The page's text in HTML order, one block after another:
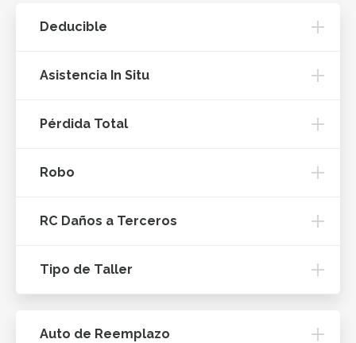
Deducible
Asistencia In Situ
Pérdida Total
Robo
RC Daños a Terceros
Tipo de Taller
Auto de Reemplazo